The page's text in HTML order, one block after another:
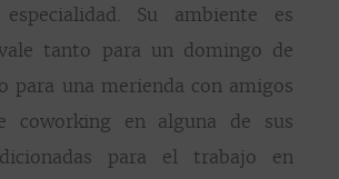
Su ambiente es
tanto para un domingo de
para una merienda con amigos
coworking en alguna de sus
para el trabajo en